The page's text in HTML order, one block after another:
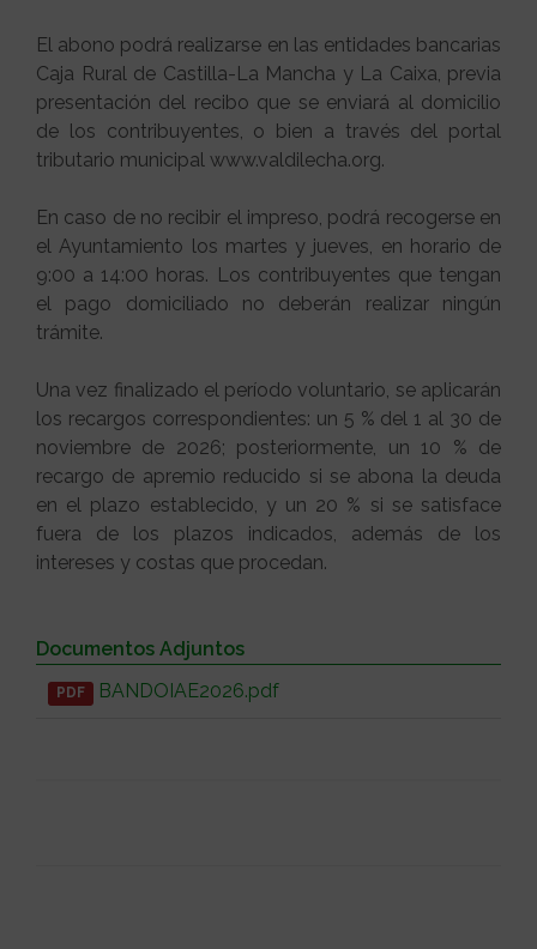
El abono podrá realizarse en las entidades bancarias
Caja Rural de Castilla-La Mancha y La Caixa, previa
presentación del recibo que se enviará al domicilio
de los contribuyentes, o bien a través del portal
tributario municipal www.valdilecha.org.
En caso de no recibir el impreso, podrá recogerse en
el Ayuntamiento los martes y jueves, en horario de
9:00 a 14:00 horas. Los contribuyentes que tengan
el pago domiciliado no deberán realizar ningún
trámite.
Una vez finalizado el período voluntario, se aplicarán
los recargos correspondientes: un 5 % del 1 al 30 de
noviembre de 2026; posteriormente, un 10 % de
recargo de apremio reducido si se abona la deuda
en el plazo establecido, y un 20 % si se satisface
fuera de los plazos indicados, además de los
intereses y costas que procedan.
Documentos Adjuntos
PDF BANDOIAE2026.pdf